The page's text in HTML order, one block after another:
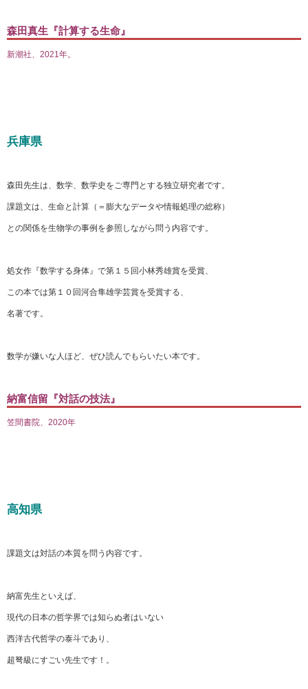
森田真生『計算する生命』
新潮社、2021年。
兵庫県
森田先生は、数学、数学史をご専門とする独立研究者です。
課題文は、生命と計算（＝膨大なデータや情報処理の総称）
との関係を生物学の事例を参照しながら問う内容です。
処女作『数学する身体』で第１５回小林秀雄賞を受賞、
この本では第１０回河合隼雄学芸賞を受賞する、
名著です。
数学が嫌いな人ほど、ぜひ読んでもらいたい本です。
納富信留『対話の技法』
笠間書院、2020年
高知県
課題文は対話の本質を問う内容です。
納富先生といえば、
現代の日本の哲学界では知らぬ者はいない
西洋古代哲学の泰斗であり、
超弩級にすごい先生です！。